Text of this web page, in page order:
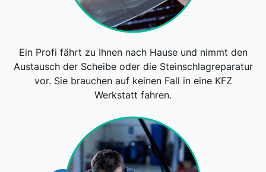
Ein Profi fährt zu Ihnen nach Hause und nimmt den
Austausch der Scheibe oder die Steinschlagreparatur
vor. Sie brauchen auf keinen Fall in eine KFZ
Werkstatt fahren.